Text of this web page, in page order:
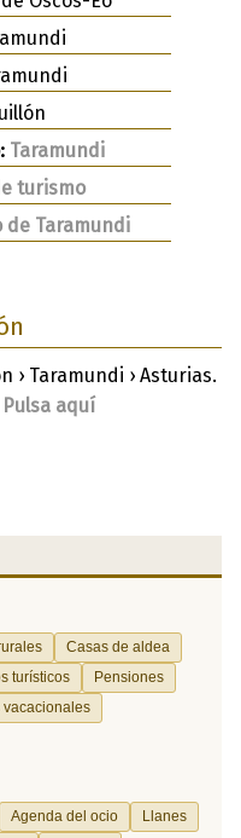
Taramundi
turismo
Taramundi
› Taramundi › Asturias.
Pulsa aquí